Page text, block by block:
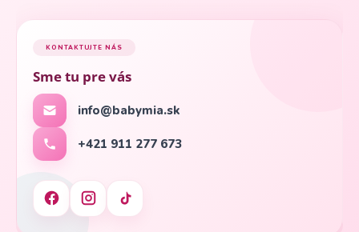
KONTAKTUJTE NÁS
Sme tu pre vás
info@babymia.sk
+421 911 277 673